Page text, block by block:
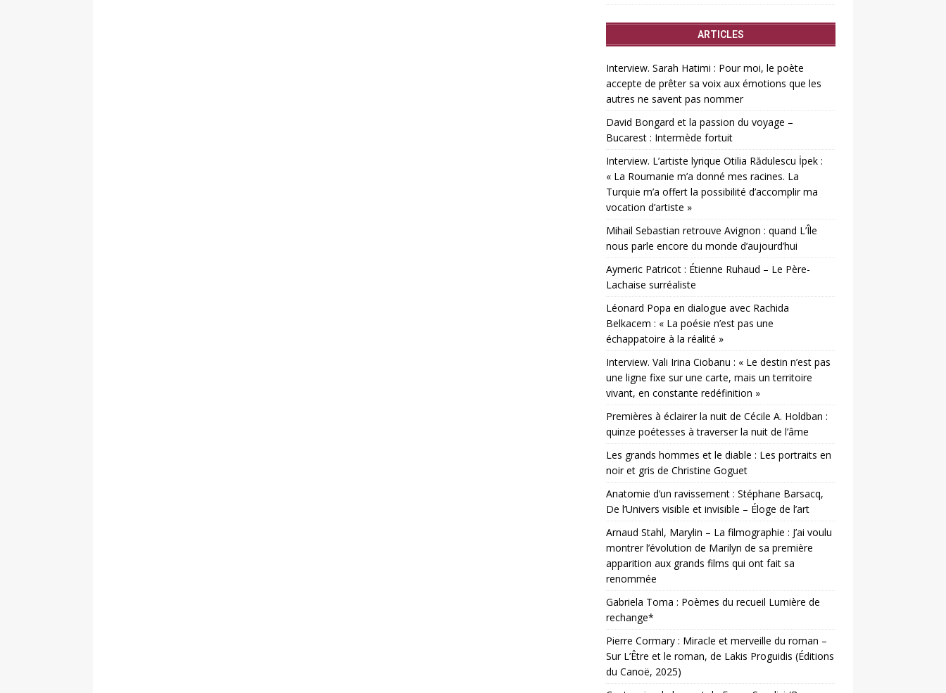
ARTICLES
Interview. Sarah Hatimi : Pour moi, le poète
accepte de prêter sa voix aux émotions que les
autres ne savent pas nommer
David Bongard et la passion du voyage –
Bucarest : Intermède fortuit
Interview. L’artiste lyrique Otilia Rădulescu İpek :
« La Roumanie m’a donné mes racines. La
Turquie m’a offert la possibilité d’accomplir ma
vocation d’artiste »
Mihail Sebastian retrouve Avignon : quand L’Île
nous parle encore du monde d’aujourd’hui
Aymeric Patricot : Étienne Ruhaud – Le Père-
Lachaise surréaliste
Léonard Popa en dialogue avec Rachida
Belkacem : « La poésie n’est pas une
échappatoire à la réalité »
Interview. Vali Irina Ciobanu : « Le destin n’est pas
une ligne fixe sur une carte, mais un territoire
vivant, en constante redéfinition »
Premières à éclairer la nuit de Cécile A. Holdban :
quinze poétesses à traverser la nuit de l’âme
Les grands hommes et le diable : Les portraits en
noir et gris de Christine Goguet
Anatomie d’un ravissement : Stéphane Barsacq,
De l’Univers visible et invisible – Éloge de l’art
Arnaud Stahl, Marylin – La filmographie : J’ai voulu
montrer l’évolution de Marilyn de sa première
apparition aux grands films qui ont fait sa
renommée
Gabriela Toma : Poèmes du recueil Lumière de
rechange*
Pierre Cormary : Miracle et merveille du roman –
Sur L’Être et le roman, de Lakis Proguidis (Éditions
du Canoë, 2025)